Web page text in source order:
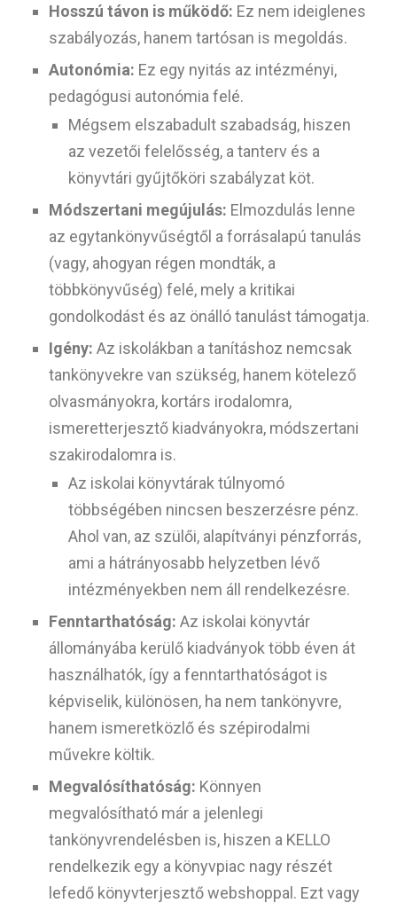
Hosszú távon is működő: Ez nem ideiglenes
szabályozás, hanem tartósan is megoldás.
Autonómia: Ez egy nyitás az intézményi,
pedagógusi autonómia felé.
Mégsem elszabadult szabadság, hiszen
az vezetői felelősség, a tanterv és a
könyvtári gyűjtőköri szabályzat köt.
Módszertani megújulás: Elmozdulás lenne
az egytankönyvűségtől a forrásalapú tanulás
(vagy, ahogyan régen mondták, a
többkönyvűség) felé, mely a kritikai
gondolkodást és az önálló tanulást támogatja.
Igény: Az iskolákban a tanításhoz nemcsak
tankönyvekre van szükség, hanem kötelező
olvasmányokra, kortárs irodalomra,
ismeretterjesztő kiadványokra, módszertani
szakirodalomra is.
Az iskolai könyvtárak túlnyomó
többségében nincsen beszerzésre pénz.
Ahol van, az szülői, alapítványi pénzforrás,
ami a hátrányosabb helyzetben lévő
intézményekben nem áll rendelkezésre.
Fenntarthatóság: Az iskolai könyvtár
állományába kerülő kiadványok több éven át
használhatók, így a fenntarthatóságot is
képviselik, különösen, ha nem tankönyvre,
hanem ismeretközlő és szépirodalmi
művekre költik.
Megvalósíthatóság: Könnyen
megvalósítható már a jelenlegi
tankönyvrendelésben is, hiszen a KELLO
rendelkezik egy a könyvpiac nagy részét
lefedő könyvterjesztő webshoppal. Ezt vagy